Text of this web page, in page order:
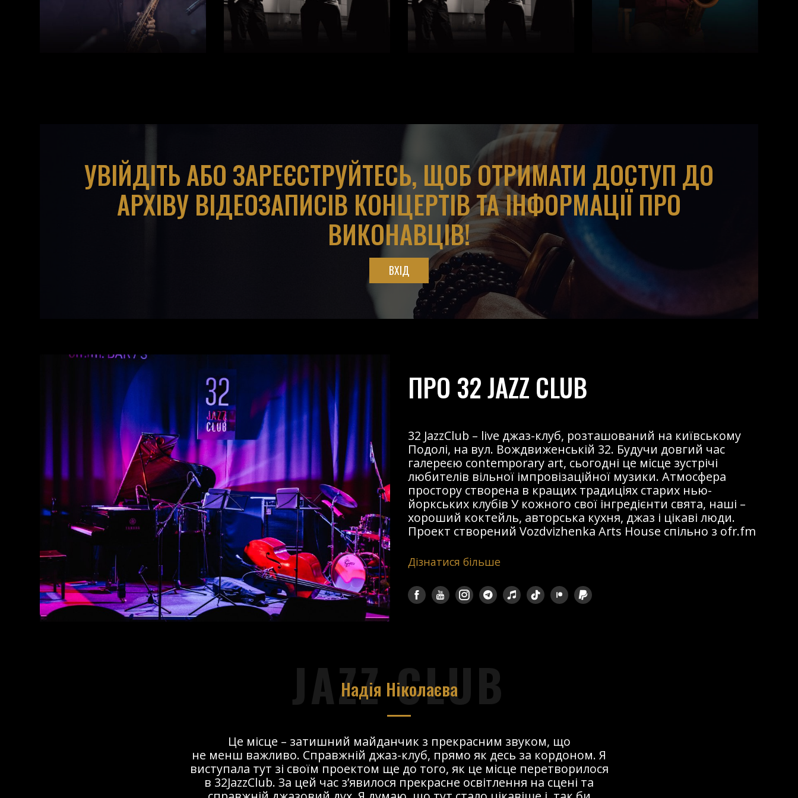
УВІЙДІТЬ АБО ЗАРЕЄСТРУЙТЕСЬ, ЩОБ ОТРИМАТИ ДОСТУП ДО
АРХІВУ ВІДЕОЗАПИСІВ КОНЦЕРТІВ ТА ІНФОРМАЦІЇ ПРО
ВИКОНАВЦІВ!
ВХІД
ПРО 32 JAZZ CLUB
32 JazzClub – live джаз-клуб, розташований на київському
Подолі, на вул. Вождвиженській 32. Будучи довгий час
галереєю contemporary art, сьогодні це місце зустрічі
любителів вільної імпровізаційної музики. Атмосфера
простору створена в кращих традиціях старих нью-
йоркських клубів У кожного свої інгредієнти свята, наші –
хороший коктейль, авторська кухня, джаз і цікаві люди.
Проект створений Vozdvizhenka Arts House спільно з ofr.fm
Дізнатися більше
JAZZ CLUB
Надія Ніколаєва
Це місце – затишний майданчик з прекрасним звуком, що
не менш важливо. Справжній джаз-клуб, прямо як десь за кордоном. Я
виступала тут зі своїм проектом ще до того, як це місце перетворилося
в 32JazzClub. За цей час з’явилося прекрасне освітлення на сцені та